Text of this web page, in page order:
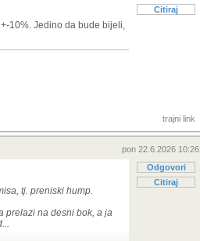
Citiraj
10%. Jedino da bude bijeli,
trajni link
pon 22.6.2026 10:26
Odgovori
Citiraj
tj. preniski hump.
prelazi na desni bok, a ja